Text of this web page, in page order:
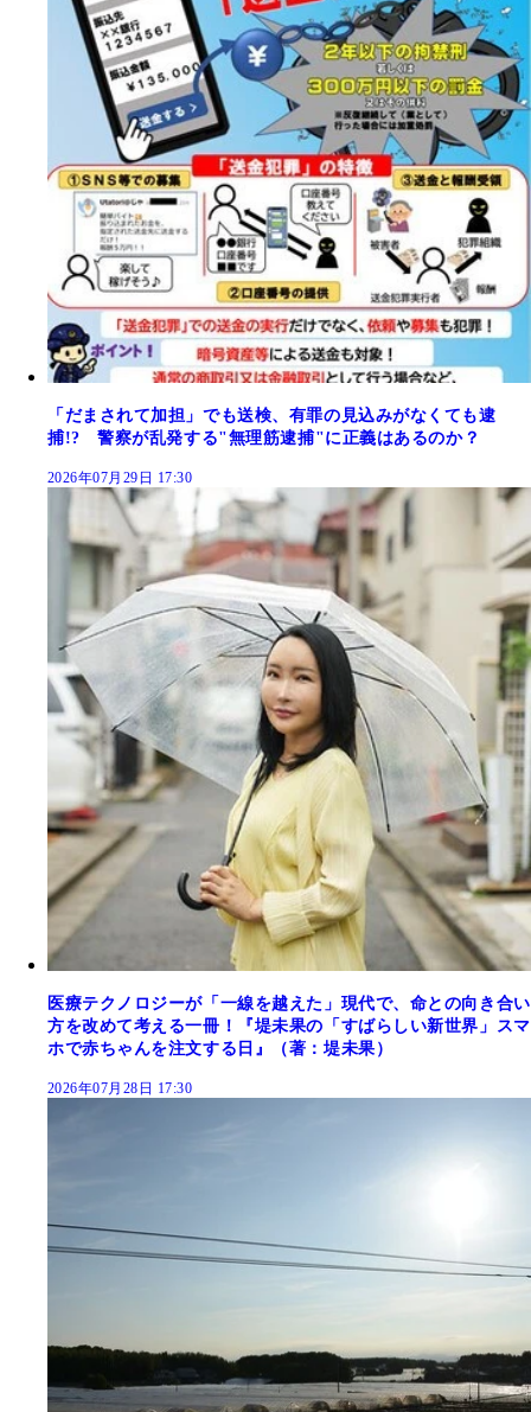
「だまされて加担」でも送検、有罪の見込みがなくても逮
捕!? 警察が乱発する"無理筋逮捕"に正義はあるのか？
2026年07月29日 17:30
医療テクノロジーが「一線を越えた」現代で、命との向き合い
方を改めて考える一冊！『堤未果の「すばらしい新世界」スマ
ホで赤ちゃんを注文する日』（著：堤未果）
2026年07月28日 17:30